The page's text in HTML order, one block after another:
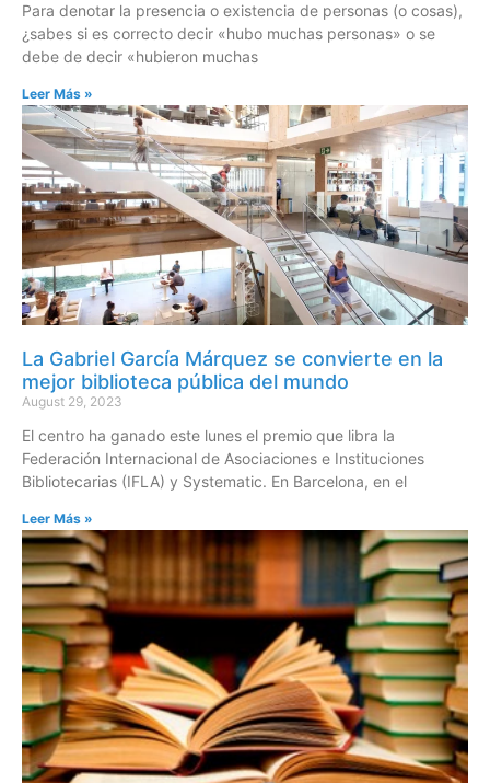
Para denotar la presencia o existencia de personas (o cosas),
¿sabes si es correcto decir «hubo muchas personas» o se
debe de decir «hubieron muchas
Leer Más »
La Gabriel García Márquez se convierte en la
mejor biblioteca pública del mundo
August 29, 2023
El centro ha ganado este lunes el premio que libra la
Federación Internacional de Asociaciones e Instituciones
Bibliotecarias (IFLA) y Systematic. En Barcelona, en el
Leer Más »